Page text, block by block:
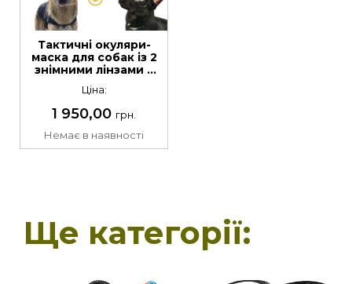
Тактичні окуляри-
маска для собак із 2
знімними лінзами +
кейс
Ціна:
1 950,00 грн.
Немає в наявності
Ще категорії: